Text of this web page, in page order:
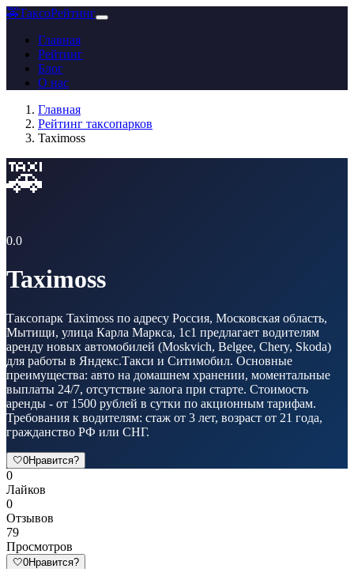
🚕ТаксоРейтинг
Главная
Рейтинг
Блог
О нас
Главная
Рейтинг таксопарков
Taximoss
🚕
0.0
Taximoss
Таксопарк Taximoss по адресу Россия, Московская область,
Мытищи, улица Карла Маркса, 1с1 предлагает водителям
аренду новых автомобилей (Moskvich, Belgee, Chery, Skoda)
для работы в Яндекс.Такси и Ситимобил. Основные
преимущества: авто на домашнем хранении, моментальные
выплаты 24/7, отсутствие залога при старте. Стоимость
аренды - от 1500 рублей в сутки по акционным тарифам.
Требования к водителям: стаж от 3 лет, возраст от 21 года,
гражданство РФ или СНГ.
🤍0Нравится?
0
Лайков
0
Отзывов
79
Просмотров
🤍0Нравится?